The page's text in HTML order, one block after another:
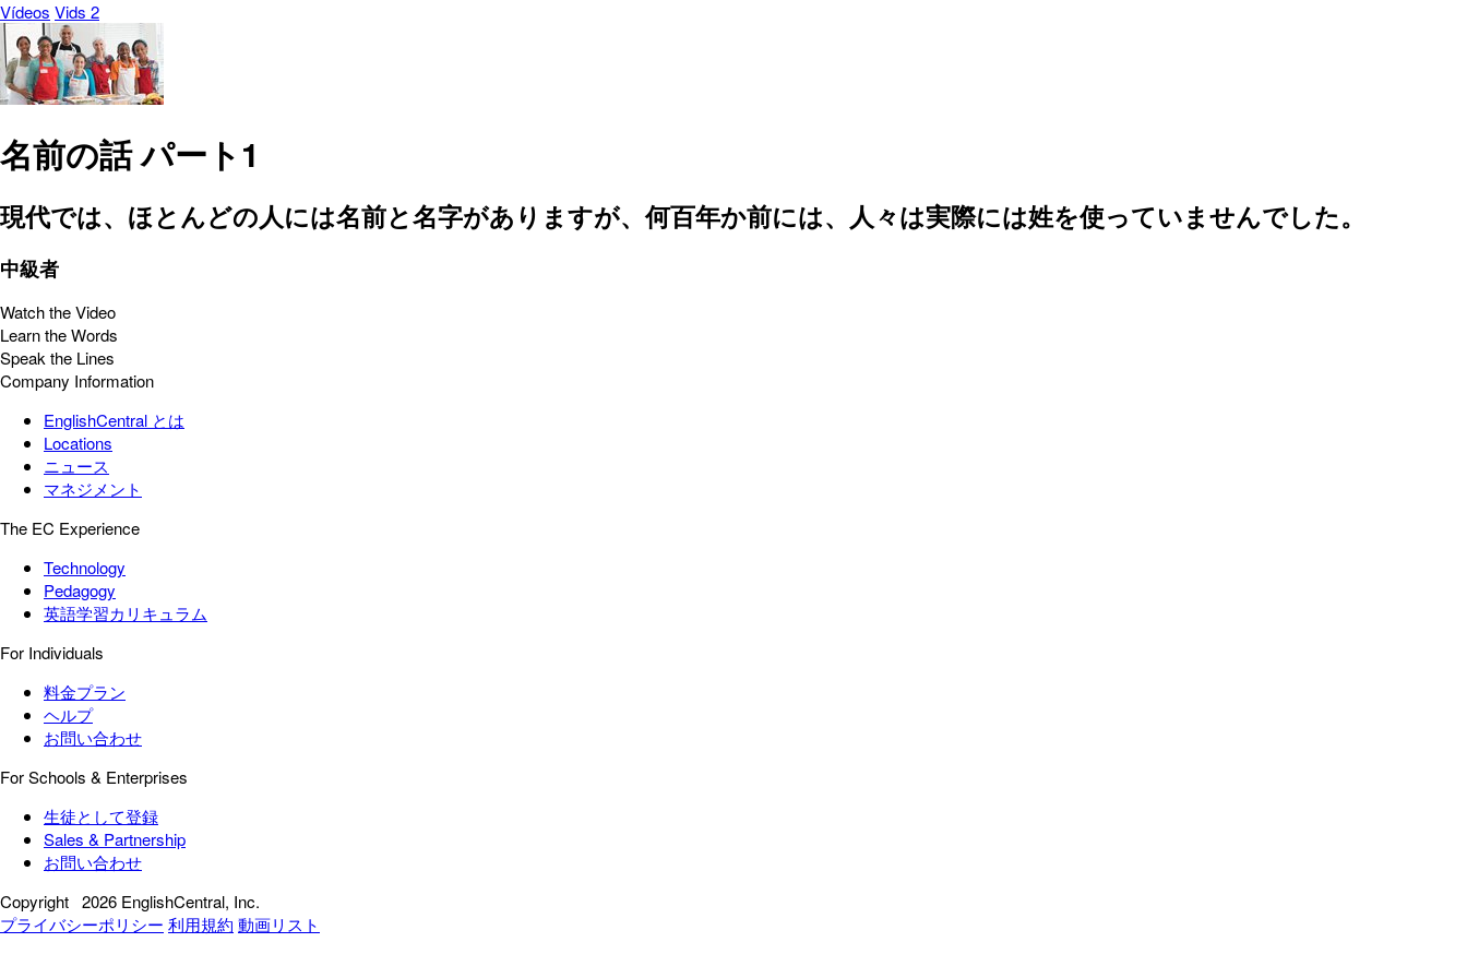
Vídeos Vids 2
名前の話 パート1
現代では、ほとんどの人には名前と名字がありますが、何百年か前には、人々は実際には姓を使っていませんでした。
中級者
Watch the Video
Learn the Words
Speak the Lines
Company Information
EnglishCentral とは
Locations
ニュース
マネジメント
The EC Experience
Technology
Pedagogy
英語学習カリキュラム
For Individuals
料金プラン
ヘルプ
お問い合わせ
For Schools & Enterprises
生徒として登録
Sales & Partnership
お問い合わせ
Copyright 2026 EnglishCentral, Inc.
プライバシーポリシー 利用規約 動画リスト